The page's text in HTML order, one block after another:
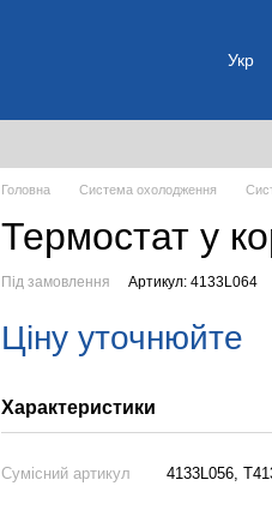
Укр
Головна Система охолодження
Термостат у
Під замовлення Артикул: 4133L064
Ціну уточнюйте
Характеристики
Сумісний артикул 4133L056,